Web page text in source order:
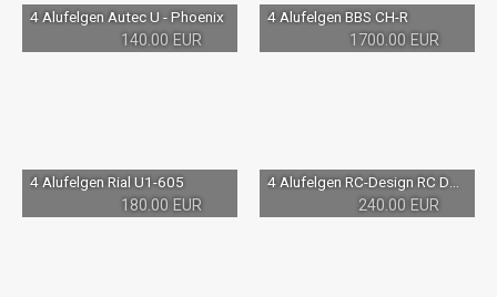
4 Alufelgen Autec U - Phoenix
140.00 EUR
4 Alufelgen BBS CH-R
1700.00 EUR
4 Alufelgen Rial U1-605
180.00 EUR
240.00 EUR